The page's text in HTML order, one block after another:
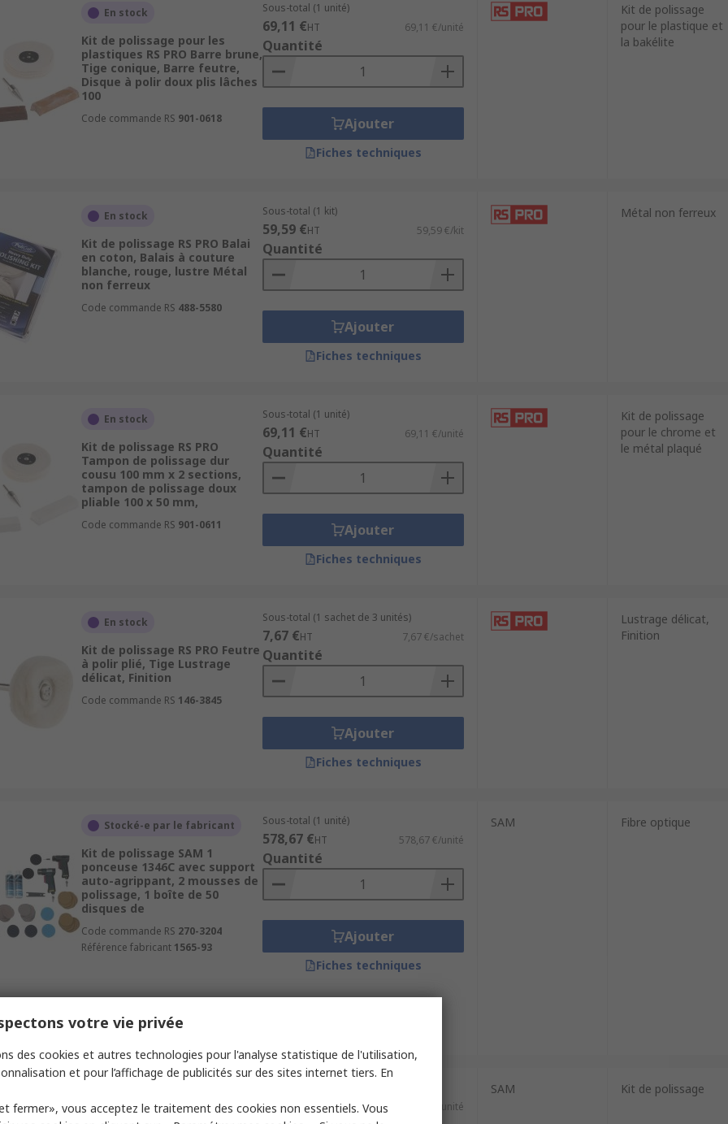
En stock
Kit de polissage pour les
plastiques RS PRO Barre brune,
Tige conique, Barre feutre,
Disque à polir doux plis lâches
100
Code commande RS 901-0618
Sous-total (1 unité)
69,11 €HT 69,11 €/unité
Quantité
Ajouter
Fiches techniques
Kit de polissage
pour le plastique et
la bakélite
En stock
Kit de polissage RS PRO Balai
en coton, Balais à couture
blanche, rouge, lustre Métal
non ferreux
Code commande RS 488-5580
Sous-total (1 kit)
59,59 €HT 59,59 €/kit
Quantité
Ajouter
Fiches techniques
Métal non ferreux
En stock
Kit de polissage RS PRO
Tampon de polissage dur
cousu 100 mm x 2 sections,
tampon de polissage doux
pliable 100 x 50 mm,
Code commande RS 901-0611
Sous-total (1 unité)
69,11 €HT 69,11 €/unité
Quantité
Ajouter
Fiches techniques
Kit de polissage
pour le chrome et
le métal plaqué
En stock
Kit de polissage RS PRO Feutre
à polir plié, Tige Lustrage
délicat, Finition
Code commande RS 146-3845
Sous-total (1 sachet de 3 unités)
7,67 €HT 7,67 €/sachet
Quantité
Ajouter
Fiches techniques
Lustrage délicat,
Finition
Stocké-e par le fabricant
Kit de polissage SAM 1
ponceuse 1346C avec support
auto-agrippant, 2 mousses de
polissage, 1 boîte de 50
disques de
Code commande RS 270-3204
Référence fabricant 1565-93
Sous-total (1 unité)
578,67 €HT 578,67 €/unité
Quantité
Ajouter
Fiches techniques
SAM Fibre optique
Kit de polissage SAM Kit de
10,80 €HT 10,80 €/unité
SAM Kit de polissage
votre vie privée
des cookies et autres technologies pour l'analyse statistique de l'utilisation,
et pour l’affichage de publicités sur des sites internet tiers. En
fermer», vous acceptez le traitement des cookies non essentiels. Vous